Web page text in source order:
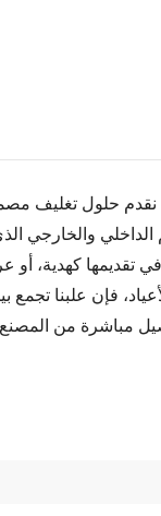
حلول تغليف
والخارجي
تقديمها كهدية، أو
فإن علبنا تجمع
مباشرة من